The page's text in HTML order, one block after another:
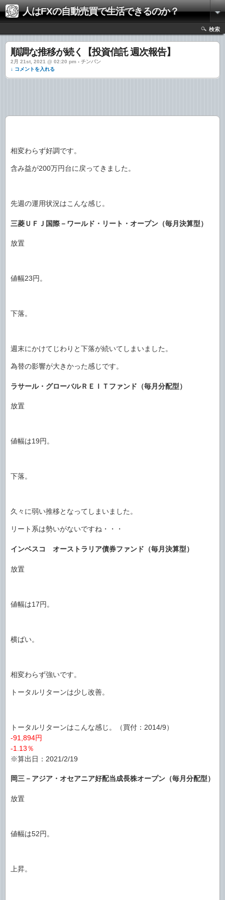
人はFXの自動売買で生活できるのか？
検索
順調な推移が続く【投資信託 週次報告】
2月 21st, 2021 @ 02:20 pm › チンパン
↓ コメントを入れる
相変わらず好調です。
含み益が200万円台に戻ってきました。
先週の運用状況はこんな感じ。
三菱ＵＦＪ国際－ワールド・リート・オープン（毎月決算型）
放置
値幅23円。
下落。
週末にかけてじわりと下落が続いてしまいました。
為替の影響が大きかった感じです。
ラサール・グローバルＲＥＩＴファンド（毎月分配型）
放置
値幅は19円。
下落。
久々に弱い推移となってしまいました。
リート系は勢いがないですね・・・
インベスコ オーストラリア債券ファンド（毎月決算型）
放置
値幅は17円。
横ばい。
相変わらず強いです。
トータルリターンは少し改善。
トータルリターンはこんな感じ。（買付：2014/9）
-91,894円
-1.13％
※算出日：2021/2/19
岡三－アジア・オセアニア好配当成長株オープン（毎月分配型）
放置
値幅は52円。
上昇。